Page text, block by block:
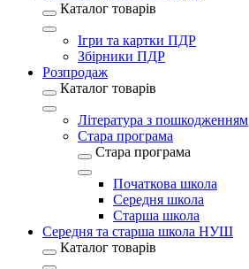
Каталог товарів
Ігри та картки ПДР
Збірники ПДР
Розпродаж
Каталог товарів
Література з пошкодженням
Стара програма
Стара програма
Початкова школа
Середня школа
Старша школа
Середня та старша школа НУШ
Каталог товарів